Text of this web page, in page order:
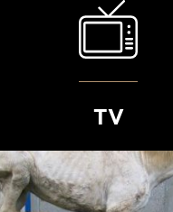
TV